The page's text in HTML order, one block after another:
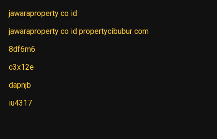
jawaraproperty co id
jawaraproperty co id propertycibubur com
8df6m6
c3x12e
dapnjb
iu4317